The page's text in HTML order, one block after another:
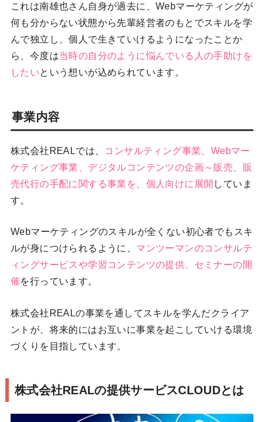
これは南雄也さん自身が過去に、Webマーケティングが
何も分からない状態から先輩経営者のもとでスキルを学
んで独立し、個人で生きていけるようになったことか
ら、今度は当時の自分のように悩んでいる人の手助けを
したいという想いが込められています。
事業内容
株式会社REALでは、 コンサルティング事業、Webマー
ケティング事業、デジタルコンテンツの企画～販売、販
売代行の手配に関する事業を、個人向けに展開 していま
す。
Webマーケティングのスキルが全くない初心者でもスキ
ルが身につけられるように、 マンツーマンのコンサルテ
ィングサービスや学習コンテンツの提供、セミナーの開
催を行っています。
株式会社REALの事業を通してスキルを学んだクライア
ントが、将来的にはお互いに事業を起こしていける環境
づくりを目指しています。
株式会社REALの提供サービスCLOUDとは